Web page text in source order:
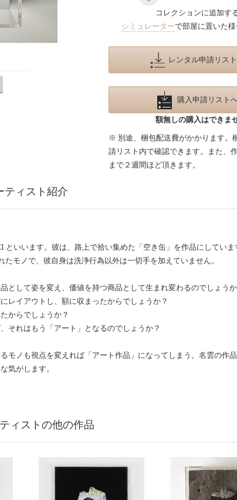
コレクションに追加する
シミュレーターで部屋に置いた様
レンタル申請リス
購入申請リスト
額無しの購入はできま
※ 別途、梱包配送費がかかります。
請リスト内で確認できます。また、
まで２週間ほど頂きます。
ティスト紹介
といいます。彼は、路上で拾い集めた「空き缶」を作品にしてい
モノで、彼自身は洗浄行為以外は一切手を加えていません。
として姿を変え、価値を持つ商品として生まれ変わるのでしょう
レイアウトし、額に収まったからでしょうか？
からでしょうか？
それはもう「アート」となるのでしょうか？
モノも視点を変えれば「アート作品」になってしまう。名雲の作
気がします。
ィストの他の作品